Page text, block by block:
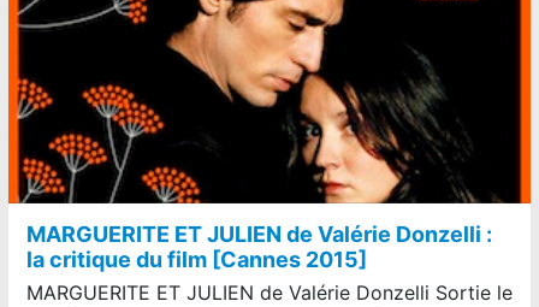
MARGUERITE ET JULIEN de Valérie Donzelli :
la critique du film [Cannes 2015]
MARGUERITE ET JULIEN de Valérie Donzelli Sortie le